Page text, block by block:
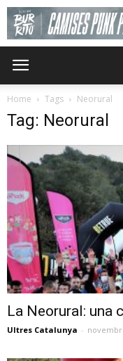
Home Tags Neorural
Tag: Neorural
La Neorural: una
Ultres Catalunya -